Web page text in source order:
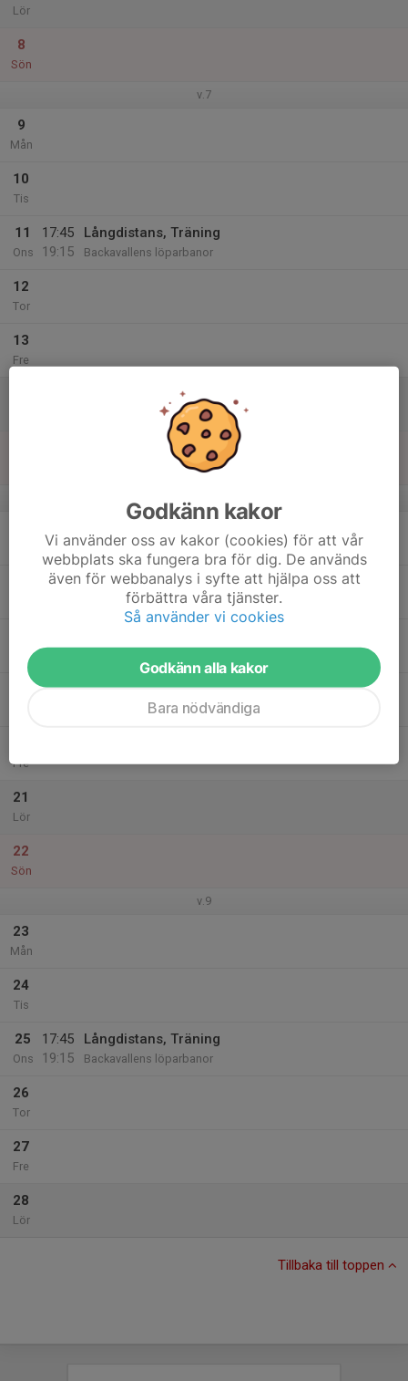
Lör
8
Sön
v.7
9
Mån
10
Tis
11
Ons
17:45
19:15
Långdistans, Träning
Backavallens löparbanor
12
Tor
13
Fre
Ons
Fre
21
Lör
22
Sön
v.9
23
Mån
24
Tis
25
Ons
17:45
19:15
Långdistans, Träning
Backavallens löparbanor
26
Tor
27
Fre
28
Lör
Tillbaka till toppen
Godkänn kakor
Vi använder oss av kakor (cookies) för att vår
webbplats ska fungera bra för dig. De används
även för webbanalys i syfte att hjälpa oss att
förbättra våra tjänster.
Så använder vi cookies
Godkänn alla kakor
Bara nödvändiga